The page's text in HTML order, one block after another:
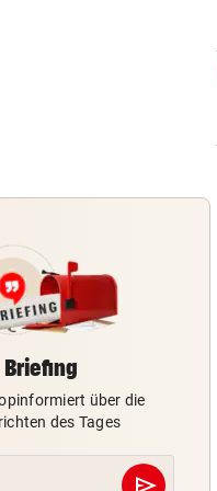
Briefing
über die
des Tages